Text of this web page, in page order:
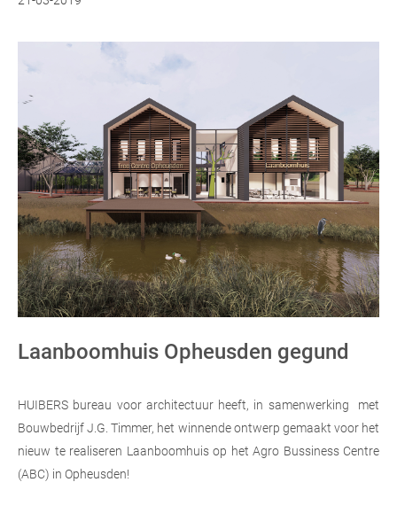
Laanboomhuis Opheusden gegund
HUIBERS bureau voor architectuur heeft, in samenwerking met
Bouwbedrijf J.G. Timmer, het winnende ontwerp gemaakt voor het
nieuw te realiseren Laanboomhuis op het Agro Bussiness Centre
(ABC) in Opheusden!